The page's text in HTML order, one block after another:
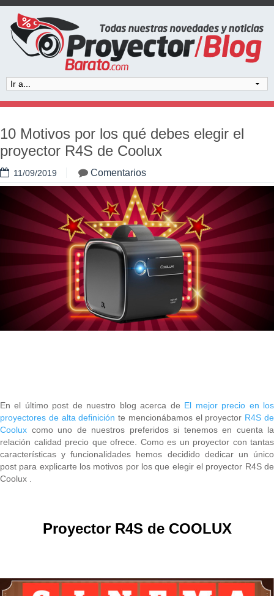
10 Motivos por los qué debes elegir el
proyector R4S de Coolux
11/09/2019 Comentarios
En el último post de nuestro blog acerca de El mejor precio en los
proyectores de alta definición te mencionábamos el proyector R4S de
Coolux como uno de nuestros preferidos si tenemos en cuenta la
relación calidad precio que ofrece. Como es un proyector con tantas
características y funcionalidades hemos decidido dedicar un único
post para explicarte los motivos por los que elegir el proyector R4S de
Coolux .
Proyector R4S de COOLUX